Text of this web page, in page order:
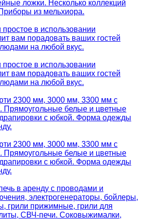
ложки. Несколько коллекций
из мельхиора.
в использовании
вам порадовать ваших гостей
на любой вкус.
в использовании
вам порадовать ваших гостей
на любой вкус.
2300 мм, 3000 мм, 3300 мм с
Прямоугольные белые и цветные
с юбкой. Форма одежды
2300 мм, 3000 мм, 3300 мм с
Прямоугольные белые и цветные
с юбкой. Форма одежды
в аренду с проводами и
электрогенераторы, бойлеры,
грили прижимные, грили для
СВЧ-печи. Соковыжималки,